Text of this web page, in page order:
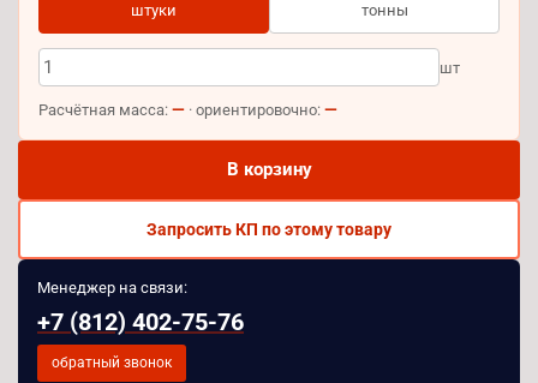
штуки тонны
шт
Расчётная масса: — · ориентировочно: —
В корзину
Запросить КП по этому товару
Менеджер на связи:
+7 (812) 402-75-76
обратный звонок